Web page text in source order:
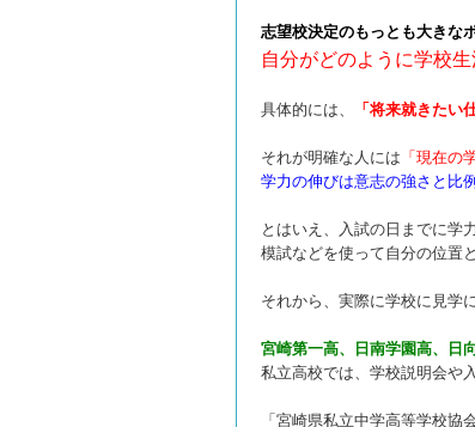
志望校決定のもっとも大きな
自分がどのように学校
具体的には、 「将来就きたい
それが明確な人には 「現在の
学力の伸びは意志の強さと比
とはいえ、入試の日までに学
模試などを使って自分の位置
それから、実際に学校に見学
宮崎第一高、日南学園高、日
私立高校では、学校説明会や
「宮崎県私立中学高等学校